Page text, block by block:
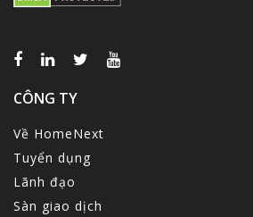
CÔNG TY
Về HomeNext
Tuyển dụng
Lãnh đạo
Sàn giao dịch